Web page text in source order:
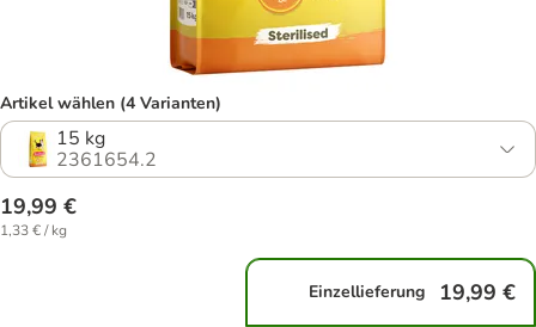
Artikel wählen (4 Varianten)
15 kg
2361654.2
19,99 €
1,33 € / kg
Einzellieferung 19,99 €